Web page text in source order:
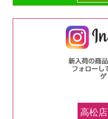
高松店